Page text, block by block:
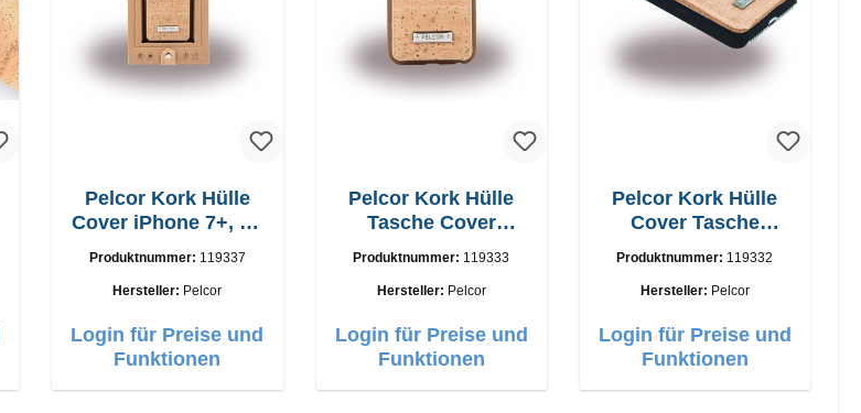
Pelcor Kork Hülle
Cover iPhone 7+, 8+
Produktnummer: 119337
Hersteller: Pelcor
Login für Preise und
Funktionen
Pelcor Kork Hülle
Tasche Cover
Produktnummer: 119333
Hersteller: Pelcor
Login für Preise und
Funktionen
Pelcor Kork Hülle
Cover Tasche
Produktnummer: 119332
Hersteller: Pelcor
Login für Preise und
Funktionen